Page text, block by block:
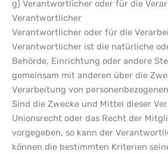
g) Verantwortlicher oder für die
Verantwortlicher
Verantwortlicher oder für die
Verantwortlicher ist die natürliche
Behörde, Einrichtung oder andere
gemeinsam mit anderen über die
Verarbeitung von
Sind die Zwecke und Mittel dieser
Unionsrecht oder das Recht der
vorgegeben, so kann der
können die bestimmten Kriterien